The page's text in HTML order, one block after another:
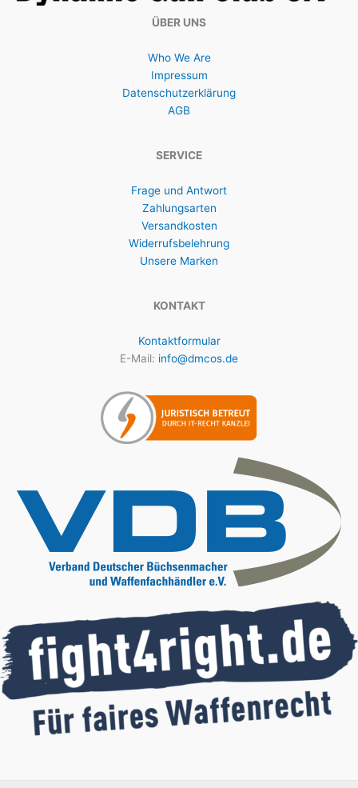
ÜBER UNS
Who We Are
Impressum
Datenschutzerklärung
AGB
SERVICE
Frage und Antwort
Zahlungsarten
Versandkosten
Widerrufsbelehrung
Unsere Marken
KONTAKT
Kontaktformular
E-Mail: info@dmcos.de